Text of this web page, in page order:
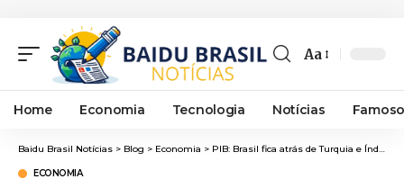
Font
Resizer
Aa
Home Economia Tecnologia Notícias
Baidu Brasil Notícias > Blog > Economia > PIB: Brasil fica atrás de Turquia e Índia, mas cresce mais do que EUA e Europa
ECONOMIA